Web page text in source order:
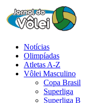
Notícias
Olimpíadas
Atletas A-Z
Vôlei Masculino
Copa Brasil
Superliga
Superliga B